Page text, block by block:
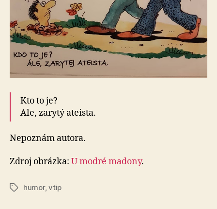
Kto to je?
Ale, zarytý ateista.
Nepoznám autora.
Zdroj obrázka: U modré madony.
Značkyhumor,vtip